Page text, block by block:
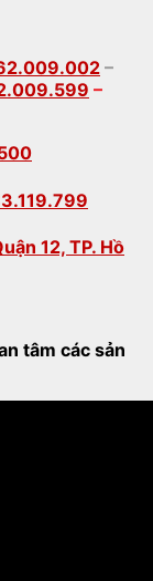
–
–
12, TP. Hồ
tâm các sản